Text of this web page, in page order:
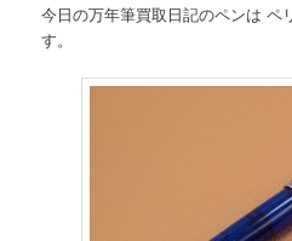
今日の万年筆買取日記のペンは ペ
す。